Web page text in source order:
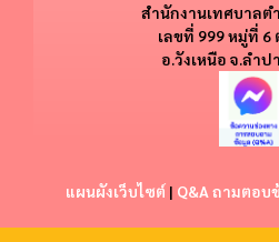
สำนักงานเทศบาลต
เลขที่ 999 หมู่ที่ 6
อ.วังเหนือ จ.ลำป
แผนผังเว็บไซต์ | Q&A ถามตอบ